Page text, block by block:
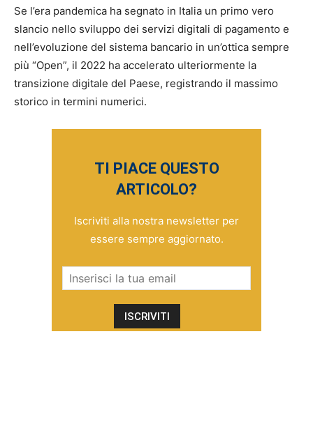
Se l’era pandemica ha segnato in Italia un primo vero
slancio nello sviluppo dei servizi digitali di pagamento e
nell’evoluzione del sistema bancario in un’ottica sempre
più “Open”, il 2022 ha accelerato ulteriormente la
transizione digitale del Paese, registrando il massimo
storico in termini numerici.
TI PIACE QUESTO
ARTICOLO?
Iscriviti alla nostra newsletter per
essere sempre aggiornato.